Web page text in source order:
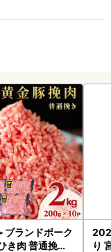
ブランドポーク
き肉 普通挽き
り